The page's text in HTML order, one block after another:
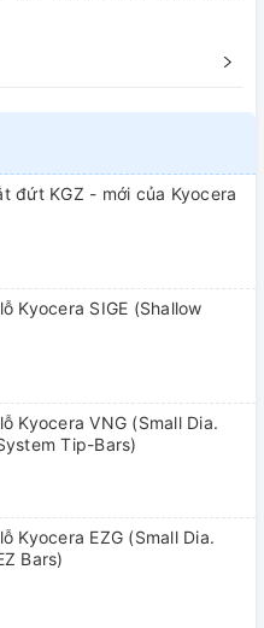
đứt KGZ - mới của Kyocera
Kyocera SIGE (Shallow
Kyocera VNG (Small Dia.
Tip-Bars)
Kyocera EZG (Small Dia.
Bars)